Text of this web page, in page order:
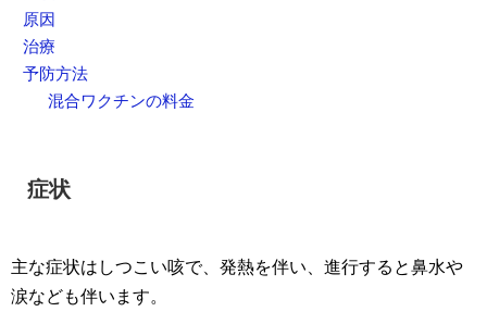
原因
治療
予防方法
混合ワクチンの料金
症状
主な症状はしつこい咳で、発熱を伴い、進行すると鼻水や
涙なども伴います。